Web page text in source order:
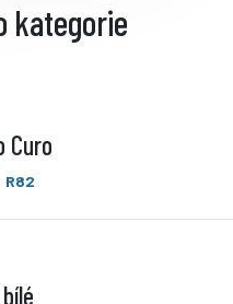
kategorie
Curo
R82